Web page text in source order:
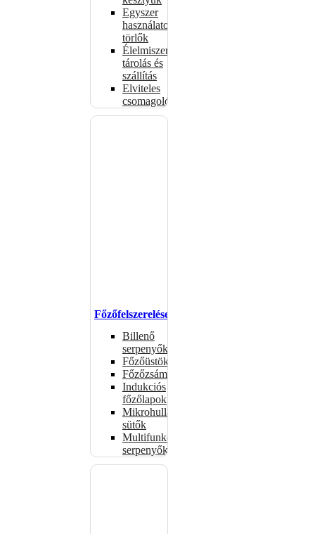
Egyszer
használatos
törlők
Élelmiszer-
tárolás és
szállítás
Elviteles
csomagolóanyagok
Főzőfelszerelések
Billenő
serpenyők
Főzőüstök
Főzőzsámolyok
Indukciós
főzőlapok
Mikrohullámú
sütők
Multifunkciós
serpenyők